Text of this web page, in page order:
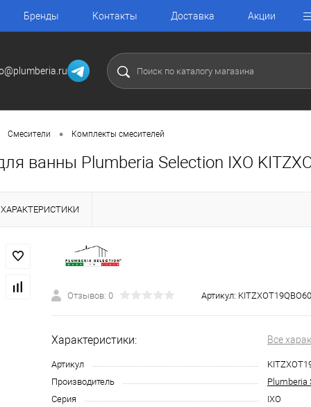
Бренды Контакты Доставка Акции
Смесители • Комплекты смесителей
ванны Plumberia Selection IXO
ХАРАКТЕРИСТИКИ
Отзывов: 0 Артикул: KITZXOT19QBO60
Характеристики: Все
Артикул
Производитель
Plumberia
Серия
IXO